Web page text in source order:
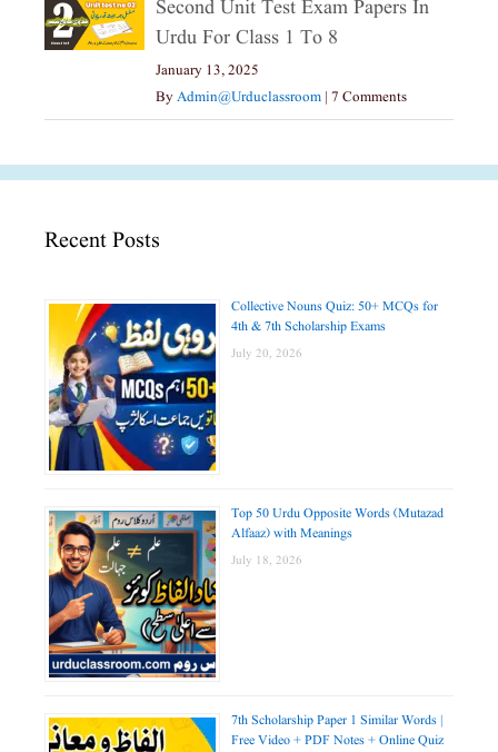
Second Unit Test Exam Papers In
Urdu For Class 1 To 8
January 13, 2025
ByAdmin@urduclassroom | 7 Comments
Recent Posts
Collective Nouns Quiz: 50+ MCQs for
4th & 7th Scholarship Exams
July 20, 2026
Top 50 Urdu Opposite Words (Mutazad
Alfaaz) with Meanings
July 18, 2026
7th Scholarship Paper 1 Similar Words |
Free Video + PDF Notes + Online Quiz